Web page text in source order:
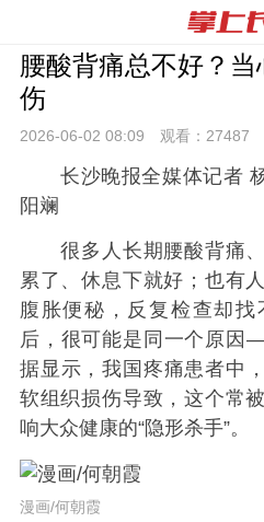
腰酸背痛总不好？
伤
2026-06-02 08:09 观看： 27487
长沙晚报全媒体记者 杨
阳斓
很多人长期腰酸背痛、
累了、休息下就好；也有
腹胀便秘，反复检查却
后，很可能是同一个原因
据显示，我国疼痛患者中
软组织损伤导致，这个常
响大众健康的“隐形杀手”。
漫画/何朝霞